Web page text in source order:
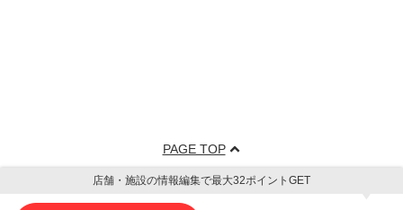
PAGE TOP
店舗・施設の情報編集で最大32ポイントGET